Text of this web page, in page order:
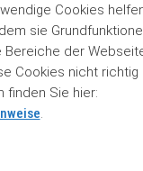
im
der Pandemie
Medizintechniker
beim Aktienkurs.
Cookies
sie
Bereiche der
Cookies nicht richtig
finden Sie hier:
.